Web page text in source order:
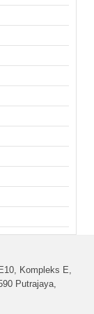
Kompleks E,
Putrajaya,